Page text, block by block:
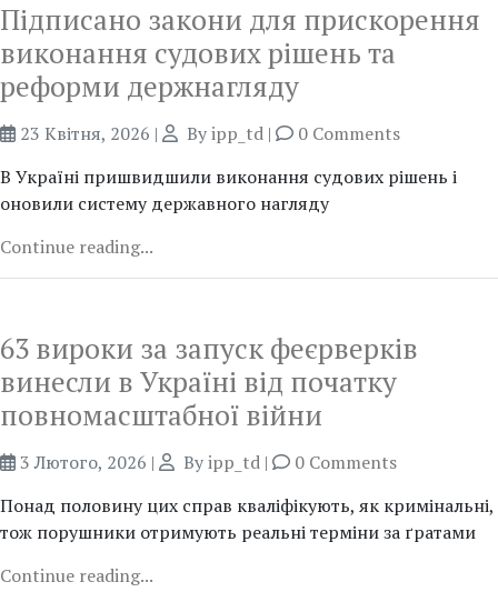
Підписано закони для прискорення
виконання судових рішень та
реформи держнагляду
23 Квітня, 2026 | Byipp_td |
0 Comments
В Україні пришвидшили виконання судових рішень і
оновили систему державного нагляду
Continue reading...
63 вироки за запуск феєрверків
винесли в Україні від початку
повномасштабної війни
3 Лютого, 2026 | Byipp_td |
0 Comments
Понад половину цих справ кваліфікують, як кримінальні,
тож порушники отримують реальні терміни за ґратами
Continue reading...